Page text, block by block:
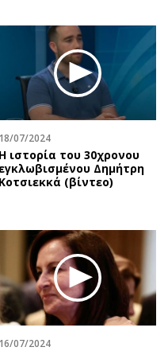
18/07/2024
Η ιστορία του 30χρονου
Δημήτρη
Κοτσιεκκά (βίντεο)
16/07/2024